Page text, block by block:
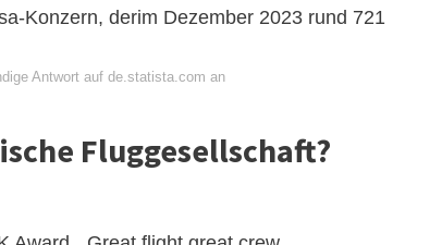
Konzern, derim Dezember 2023 rund 721
Antwort auf de.statista.com an
Fluggesellschaft?